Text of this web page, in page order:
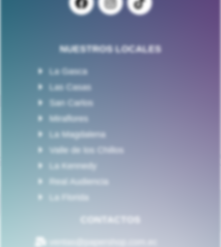
NUESTROS LOCALES
La Gasca
Las Casas
San Carlos
Miraflores
La Magdalena
Valle de los Chillos
La Kennedy
Real Audiencia
La Florida
CONTACTOS